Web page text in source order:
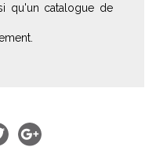
qu'un catalogue de